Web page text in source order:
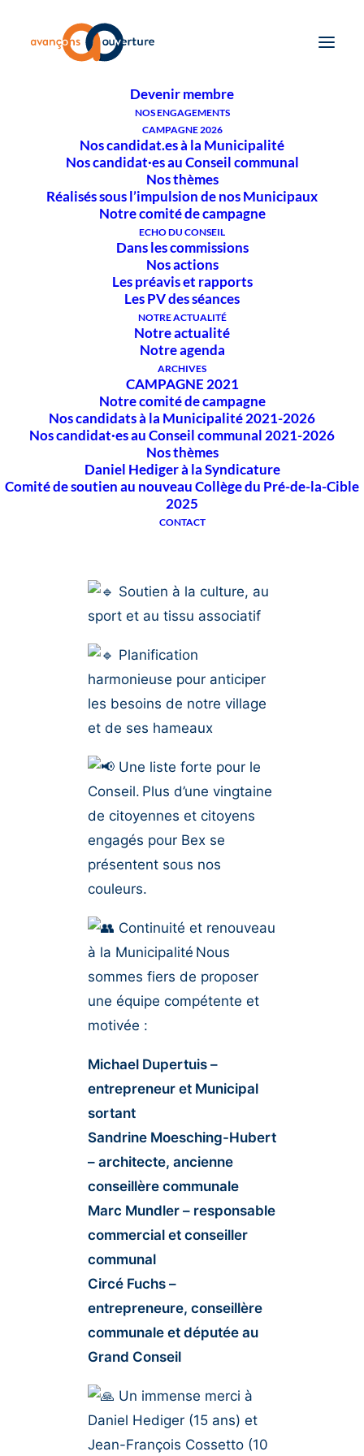
Notre comité
Devenir membre
NOS ENGAGEMENTS
CAMPAGNE 2026
Nos candidat.es à la Municipalité
Nos candidat·es au Conseil communal
Nos thèmes
Réalisés sous l’impulsion de nos Municipaux
Notre comité de campagne
ECHO DU CONSEIL
Dans les commissions
Nos actions
Les préavis et rapports
Les PV des séances
NOTRE ACTUALITÉ
Notre actualité
Notre agenda
ARCHIVES
CAMPAGNE 2021
Notre comité de campagne
Nos candidats à la Municipalité 2021-2026
Nos candidat·es au Conseil communal 2021-2026
Nos thèmes
Daniel Hediger à la Syndicature
Comité de soutien au nouveau Collège du Pré-de-la-Cible
2025
CONTACT
Nos candidat.es à la
Municipalité – Une équipe
solide et engagée pour
l’avenir de Bex !
Lors de notre Assemblée
Générale du 7 novembre,
nous avons réaffirmé nos
Proximité et écoute des
citoyennes et citoyens
Développement durable
et transition écologique
Sécurité et respect
Soutien à la culture, au
sport et au tissu associatif
Planification
harmonieuse pour anticiper
les besoins de notre village
et de ses hameaux
Une liste forte pour le
Conseil. Plus d’une vingtaine
de citoyennes et citoyens
engagés pour Bex se
présentent sous nos
couleurs.
Continuité et renouveau
à la Municipalité Nous
sommes fiers de proposer
une équipe compétente et
motivée :
Michael Dupertuis –
entrepreneur et Municipal
sortant
Sandrine Moesching-Hubert
– architecte, ancienne
conseillère communale
Marc Mundler – responsable
commercial et conseiller
communal
Circé Fuchs –
entrepreneure, conseillère
communale et députée au
Grand Conseil
Un immense merci à
Daniel Hediger (15 ans) et
Jean-François Cossetto (10